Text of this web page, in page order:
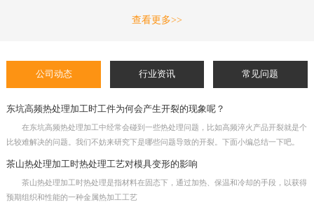
查看更多>>
公司动态 行业资讯 常见问题
东坑高频热处理加工时工件为何会产生开裂的现象呢？
在东坑高频热处理加工中经常会碰到一些热处理问题，比如高频淬火产品开裂就是个
比较难解决的问题。我们不妨来研究下是哪些问题导致的开裂。下面小编总结一下吧。
茶山热处理加工时热处理工艺对模具变形的影响
茶山热处理加工时热处理是指材料在固态下，通过加热、保温和冷却的手段，以获得
预期组织和性能的一种金属热加工工艺